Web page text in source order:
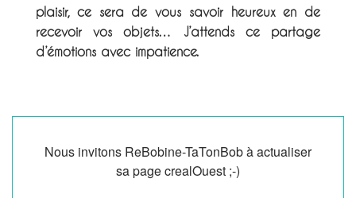
plaisir, ce sera de vous savoir heureux en de
recevoir vos objets… J’attends ce partage
d’émotions avec impatience.
Nous invitons ReBobine-TaTonBob à actualiser
sa page crealOuest ;-)